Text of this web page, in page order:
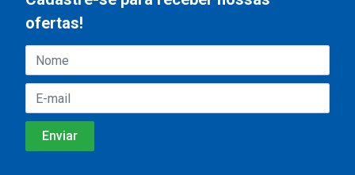
ofertas!